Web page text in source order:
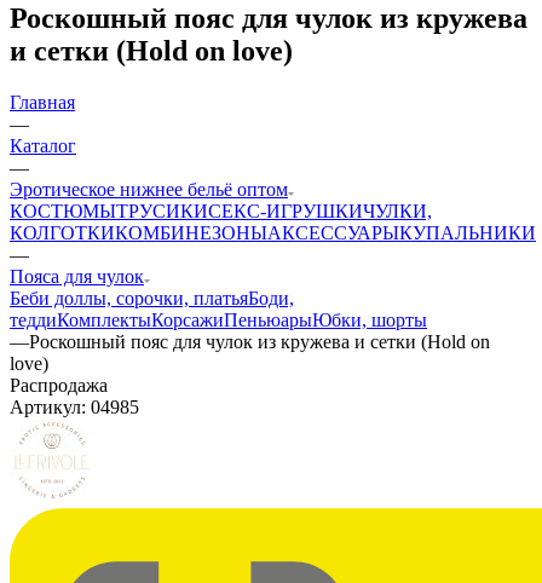
Роскошный пояс для чулок из кружева
и сетки (Hold on love)
Главная
—
Каталог
—
Эротическое нижнее бельё оптом
КОСТЮМЫТРУСИКИСЕКС-ИГРУШКИЧУЛКИ,
КОЛГОТКИКОМБИНЕЗОНЫАКСЕССУАРЫКУПАЛЬНИКИ
—
Пояса для чулок
Беби доллы, сорочки, платьяБоди,
теддиКомплектыКорсажиПеньюарыЮбки, шорты
—Роскошный пояс для чулок из кружева и сетки (Hold on
love)
Распродажа
Артикул: 04985